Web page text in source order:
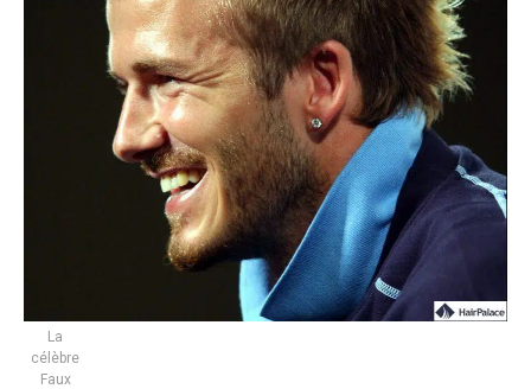
La
célèbre
Faux